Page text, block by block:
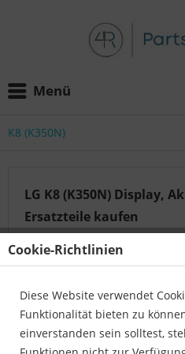
Menü
K8 (K350N)
LG K8 (K350N) Display,
Ersatzteile kaufen
Mit all unseren Ersatzteilen
Bemühungen mit tollen
Verhältnis für LG K8 Teile als
Cookie-Richtlinien
Diese Website verwendet
Funktionalität bieten zu
einverstanden sein solltest,